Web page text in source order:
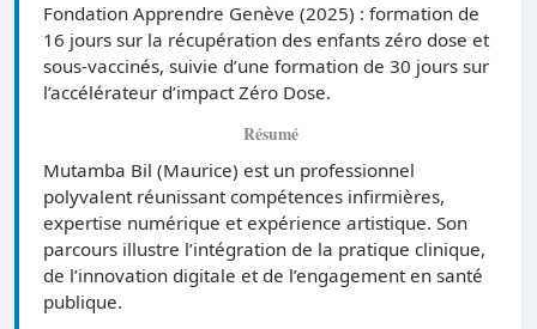
Fondation Apprendre Genève (2025) : formation de
16 jours sur la récupération des enfants zéro dose et
sous-vaccinés, suivie d’une formation de 30 jours sur
l’accélérateur d’impact Zéro Dose.
Résumé
Mutamba Bil (Maurice) est un professionnel
polyvalent réunissant compétences infirmières,
expertise numérique et expérience artistique. Son
parcours illustre l’intégration de la pratique clinique,
de l’innovation digitale et de l’engagement en santé
publique.